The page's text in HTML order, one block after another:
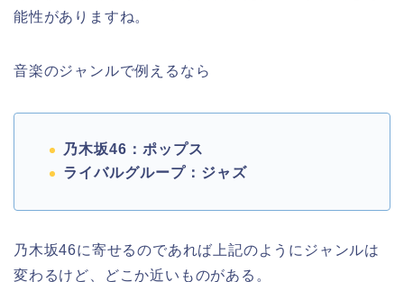
能性がありますね。
音楽のジャンルで例えるなら
乃木坂46：ポップス
ライバルグループ：ジャズ
乃木坂46に寄せるのであれば上記のようにジャンルは
変わるけど、どこか近いものがある。